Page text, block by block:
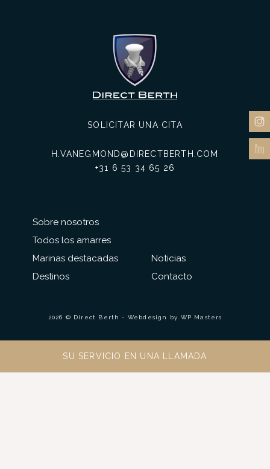
Sobre nosotros
Todos los amarres
Marinas destacadas
Destinos
SOLICITAR UNA CITA
H.VANEGMOND@DIRECTBERTH.COM
+31 6 53 34 65 26
Noticias
Contacto
2026 © Direct Berth - Webdesign by WP Masters
SU SERVICIO EN UNA LLAMADA